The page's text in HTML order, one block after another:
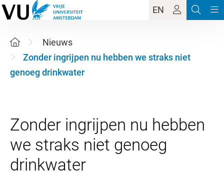
EN
Nieuws
Zonder ingrijpen nu hebben we straks niet
genoeg drinkwater
Zonder ingrijpen nu hebben
we straks niet genoeg